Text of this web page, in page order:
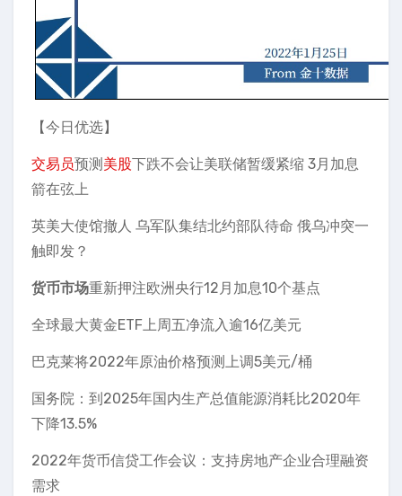
【今日优选】
交易员预测 美股下跌不会让美联储暂缓紧缩 3月加息
箭在弦上
英美大使馆撤人 乌军队集结北约部队待命 俄乌冲突一
触即发？
货币市场重新押注欧洲央行12月加息10个基点
全球最大黄金ETF上周五净流入逾16亿美元
巴克莱将2022年原油价格预测上调5美元/桶
国务院：到2025年国内生产总值能源消耗比2020年
下降13.5%
2022年货币信贷工作会议：支持房地产企业合理融资
需求